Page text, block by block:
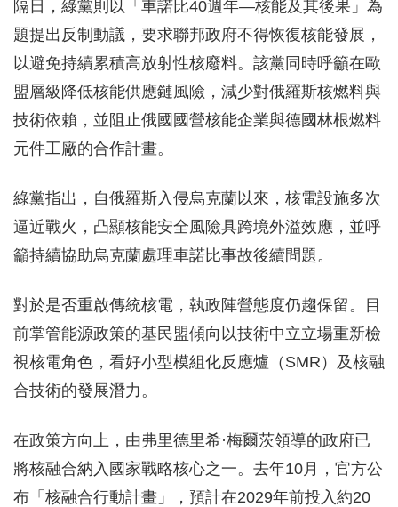
隔日，綠黨則以「車諾比40週年—核能及其後果」為
題提出反制動議，要求聯邦政府不得恢復核能發展，
以避免持續累積高放射性核廢料。該黨同時呼籲在歐
盟層級降低核能供應鏈風險，減少對俄羅斯核燃料與
技術依賴，並阻止俄國國營核能企業與德國林根燃料
元件工廠的合作計畫。
綠黨指出，自俄羅斯入侵烏克蘭以來，核電設施多次
逼近戰火，凸顯核能安全風險具跨境外溢效應，並呼
籲持續協助烏克蘭處理車諾比事故後續問題。
對於是否重啟傳統核電，執政陣營態度仍趨保留。目
前掌管能源政策的基民盟傾向以技術中立立場重新檢
視核電角色，看好小型模組化反應爐（SMR）及核融
合技術的發展潛力。
在政策方向上，由弗里德里希·梅爾茨領導的政府已
將核融合納入國家戰略核心之一。去年10月，官方公
布「核融合行動計畫」，預計在2029年前投入約20